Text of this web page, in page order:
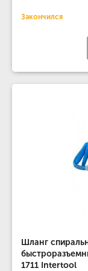
Закончился
Шланг
1711 Intertool